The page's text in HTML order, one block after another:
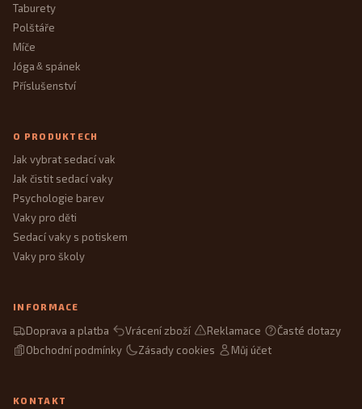
Taburety
Polštáře
Míče
Jóga&spánek
Příslušenství
O PRODUKTECH
Jak vybrat sedací vak
Jak čistit sedací vaky
Psychologie barev
Vaky pro děti
Sedací vaky s potiskem
Vaky pro školy
INFORMACE
Doprava a platba Vrácení zboží Reklamace
Časté dotazy
Obchodní podmínky
Zásady cookies Můj účet
KONTAKT